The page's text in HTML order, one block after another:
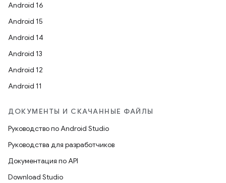
Android 16
Android 15
Android 14
Android 13
Android 12
Android 11
ДОКУМЕНТЫ И СКАЧАННЫЕ ФАЙЛЫ
Руководство по Android Studio
Руководства для разработчиков
Документация по API
Download Studio